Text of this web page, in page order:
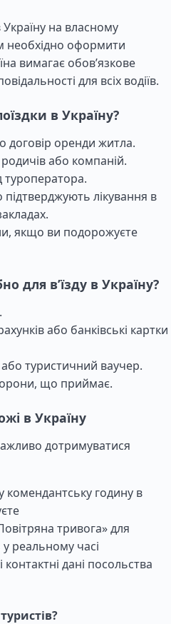
Україну на власному
необхідно оформити
вимагає обов’язкове
для всіх водіїв.
в Україну?
оренди житла.
або компаній.
туроператора.
лікування в
якщо ви подорожуєте
для в’їзду в Україну?
або банківські картки
туристичний ваучер.
що приймає.
в Україну
дотримуватися
комендантську годину в
тривога» для
реальному часі
дані посольства